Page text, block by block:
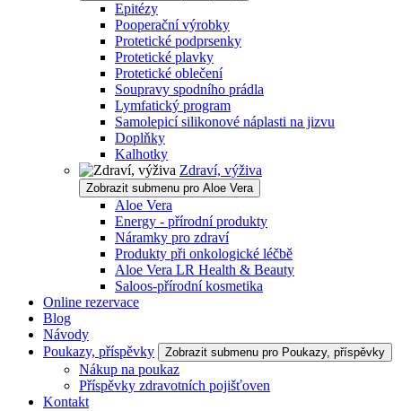
Epitézy
Pooperační výrobky
Protetické podprsenky
Protetické plavky
Protetické oblečení
Soupravy spodního prádla
Lymfatický program
Samolepicí silikonové náplasti na jizvu
Doplňky
Kalhotky
Zdraví, výživa
Zobrazit submenu pro Aloe Vera
Aloe Vera
Energy - přírodní produkty
Náramky pro zdraví
Produkty při onkologické léčbě
Aloe Vera LR Health & Beauty
Saloos-přírodní kosmetika
Online rezervace
Blog
Návody
Poukazy, příspěvky
Zobrazit submenu pro Poukazy, příspěvky
Nákup na poukaz
Příspěvky zdravotních pojišťoven
Kontakt